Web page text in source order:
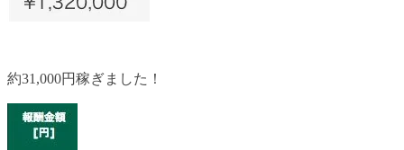
約31,000円稼ぎました！